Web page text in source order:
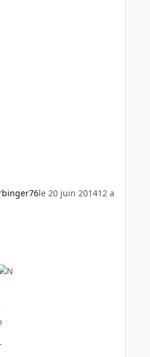
le 20 juin 201412 a